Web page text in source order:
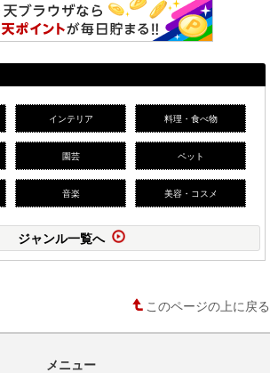
インテリア 料理・食べ物
園芸 ペット
音楽 美容・コスメ
ジャンル一覧へ
このページの上に戻る
メニュー